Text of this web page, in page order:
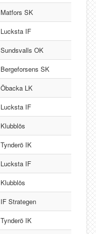
Matfors SK
Lucksta IF
Sundsvalls OK
Bergeforsens SK
Öbacka LK
Lucksta IF
Klubblös
Tynderö IK
Lucksta IF
Klubblös
IF Strategen
Tynderö IK